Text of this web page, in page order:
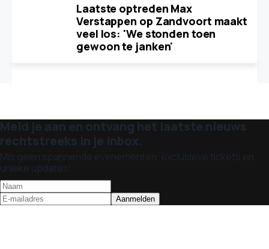
Laatste optreden Max
Verstappen op Zandvoort maakt
veel los: 'We stonden toen
gewoon te janken'
Meld je aan en ontvang het laatste nieuws
rechtstreeks in je inbox.
Mis geen spannende evenementen, exclusieve tickets en
unieke updates!